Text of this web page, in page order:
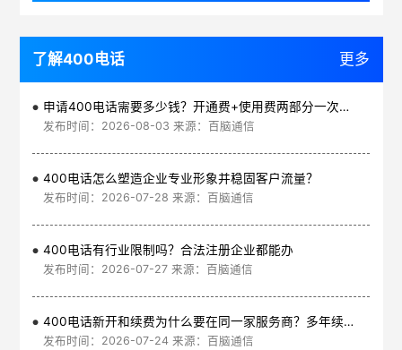
了解400电话 更多
申请400电话需要多少钱？开通费+使用费两部分一次讲清
发布时间：2026-08-03 来源：百脑通信
400电话怎么塑造企业专业形象并稳固客户流量？
发布时间：2026-07-28 来源：百脑通信
400电话有行业限制吗？合法注册企业都能办
发布时间：2026-07-27 来源：百脑通信
400电话新开和续费为什么要在同一家服务商？多年续费更划算
发布时间：2026-07-24 来源：百脑通信